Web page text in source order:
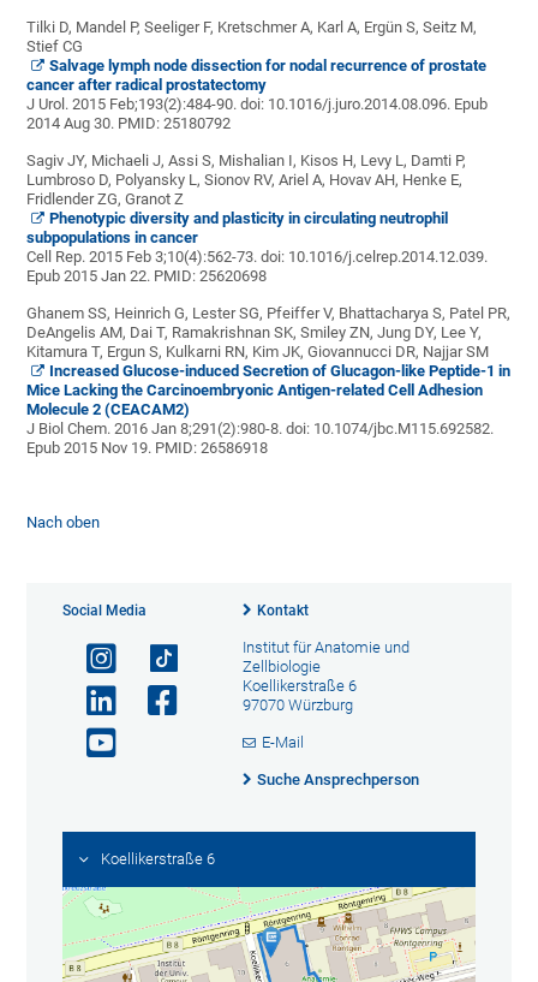
Tilki D, Mandel P, Seeliger F, Kretschmer A, Karl A, Ergün S, Seitz M,
Stief CG
Salvage lymph node dissection for nodal recurrence of prostate
cancer after radical prostatectomy
J Urol. 2015 Feb;193(2):484-90. doi: 10.1016/j.juro.2014.08.096. Epub
2014 Aug 30. PMID:25180792
Sagiv JY, Michaeli J, Assi S, Mishalian I, Kisos H, Levy L, Damti P,
Lumbroso D, Polyansky L, Sionov RV, Ariel A, Hovav AH, Henke E,
Fridlender ZG, Granot Z
Phenotypic diversity and plasticity in circulating neutrophil
subpopulations in cancer
Cell Rep. 2015 Feb 3;10(4):562-73. doi: 10.1016/j.celrep.2014.12.039.
Epub 2015 Jan 22. PMID:25620698
Ghanem SS, Heinrich G, Lester SG, Pfeiffer V, Bhattacharya S, Patel PR,
DeAngelis AM, Dai T, Ramakrishnan SK, Smiley ZN, Jung DY, Lee Y,
Kitamura T, Ergun S, Kulkarni RN, Kim JK, Giovannucci DR, Najjar SM
Increased Glucose-induced Secretion of Glucagon-like Peptide-1 in
Mice Lacking the Carcinoembryonic Antigen-related Cell Adhesion
Molecule 2 (CEACAM2)
J Biol Chem. 2016 Jan 8;291(2):980-8. doi: 10.1074/jbc.M115.692582.
Epub 2015 Nov 19. PMID:26586918
Nach oben
Social Media Kontakt
Institut für Anatomie und
Zellbiologie
Koellikerstraße 6
97070 Würzburg
E-Mail
Suche Ansprechperson
Koellikerstraße 6